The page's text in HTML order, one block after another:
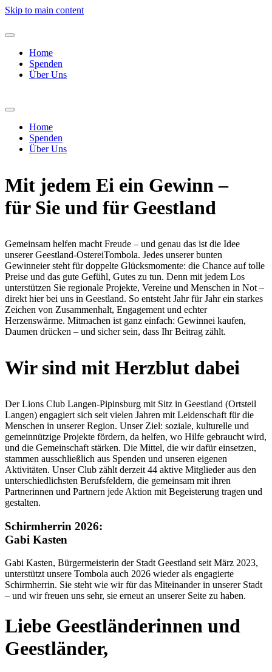
Skip to main content
Home
Spenden
Über Uns
Home
Spenden
Über Uns
Mit jedem Ei ein Gewinn –
für Sie und für Geestland
Gemeinsam helfen macht Freude – und genau das ist die Idee
unserer Geestland-OstereiTombola. Jedes unserer bunten
Gewinneier steht für doppelte Glücksmomente: die Chance auf tolle
Preise und das gute Gefühl, Gutes zu tun. Denn mit jedem Los
unterstützen Sie regionale Projekte, Vereine und Menschen in Not –
direkt hier bei uns in Geestland. So entsteht Jahr für Jahr ein starkes
Zeichen von Zusammenhalt, Engagement und echter
Herzenswärme. Mitmachen ist ganz einfach: Gewinnei kaufen,
Daumen drücken – und sicher sein, dass Ihr Beitrag zählt.
Wir sind mit Herzblut dabei
Der Lions Club Langen-Pipinsburg mit Sitz in Geestland (Ortsteil
Langen) engagiert sich seit vielen Jahren mit Leidenschaft für die
Menschen in unserer Region. Unser Ziel: soziale, kulturelle und
gemeinnützige Projekte fördern, da helfen, wo Hilfe gebraucht wird,
und die Gemeinschaft stärken. Die Mittel, die wir dafür einsetzen,
stammen ausschließlich aus Spenden und unseren eigenen
Aktivitäten. Unser Club zählt derzeit 44 aktive Mitglieder aus den
unterschiedlichsten Berufsfeldern, die gemeinsam mit ihren
Partnerinnen und Partnern jede Aktion mit Begeisterung tragen und
gestalten.
Schirmherrin 2026:
Gabi Kasten
Gabi Kasten, Bürgermeisterin der Stadt Geestland seit März 2023,
unterstützt unsere Tombola auch 2026 wieder als engagierte
Schirmherrin. Sie steht wie wir für das Miteinander in unserer Stadt
– und wir freuen uns sehr, sie erneut an unserer Seite zu haben.
Liebe Geestländerinnen und
Geestländer,